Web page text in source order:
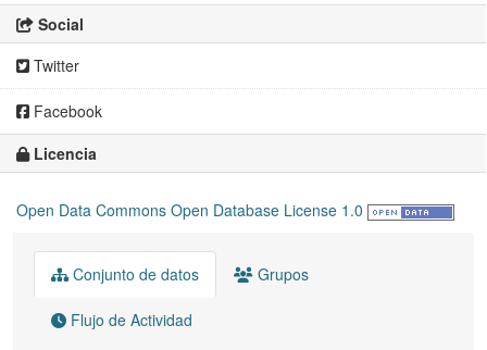
Social
Twitter
Facebook
Licencia
Open Data Commons Open Database License 1.0
Conjunto de datos Grupos
Flujo de Actividad